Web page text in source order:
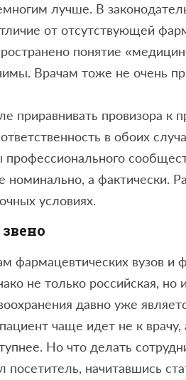
лучше. В
от отсутствующей
понятие
Врачам тоже не очень
приравнивать провизора к
в обоих
номинально, а фактически.
условиях.
фармацевтических вузов и
не только российская, но
давно уже
чаще идет не к
Но что делать
посетитель, начитавшись